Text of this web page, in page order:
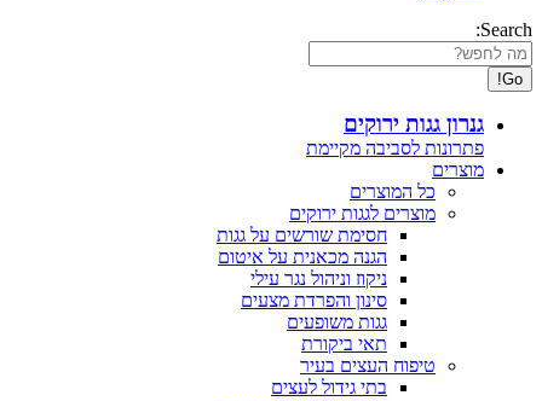
Search:
גנרון גגות ירוקים
פתרונות לסביבה מקיימת
מוצרים
כל המוצרים
מוצרים לגגות ירוקים
חסימת שורשים על גגות
הגנה מכאנית על איטום
ניקוז וניהול נגר עילי
סינון והפרדת מצעים
גגות משופעים
תאי ביקורת
טיפוח העצים בעיר
בתי גידול לעצים